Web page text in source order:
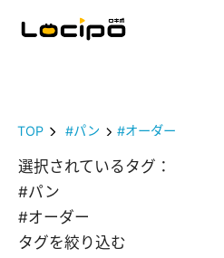
TOP #パン #オーダー
選択されているタグ：
#パン
#オーダー
タグを絞り込む